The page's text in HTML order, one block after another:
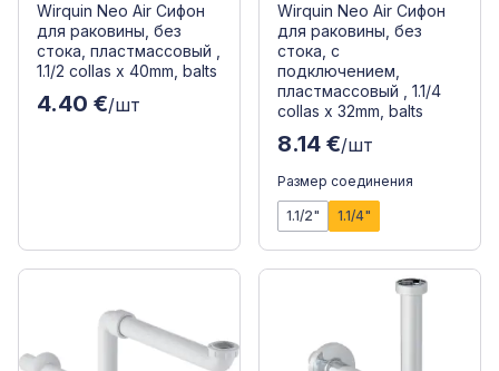
Wirquin Neo Air Сифон
для раковины, без
стока, пластмассовый ,
1.1/2 collas x 40mm, balts
4.40 €/шт
Wirquin Neo Air Сифон
для раковины, без
стока, с
подключением,
пластмассовый , 1.1/4
collas x 32mm, balts
8.14 €/шт
Размер соединения
1.1/2" 1.1/4"